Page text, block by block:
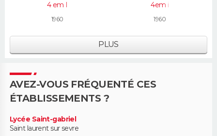
4 em I
1960
4em i
1960
PLUS
AVEZ-VOUS FRÉQUENTÉ CES
ÉTABLISSEMENTS ?
Lycée Saint-gabriel
Saint laurent sur sevre